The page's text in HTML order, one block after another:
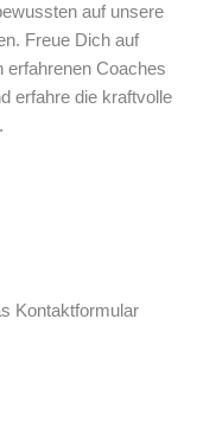
auf unsere
Freue Dich auf
erfahrenen Coaches
erfahre die kraftvolle
Kontaktformular